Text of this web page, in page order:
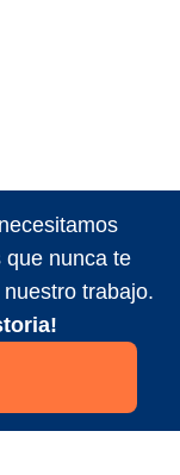
que nunca te
trabajo.